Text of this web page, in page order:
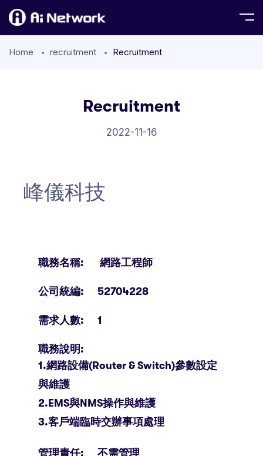
Home recruitment Recruitment
Recruitment
2022-11-16
峰儀科技
職務名稱: 網路工程師
公司統編: 52704228
需求人數: 1
職務說明:
1.網路設備(Router & Switch)參數設定
與維護
2.EMS與NMS操作與維護
3.客戶端臨時交辦事項處理
管理責任: 不需管理